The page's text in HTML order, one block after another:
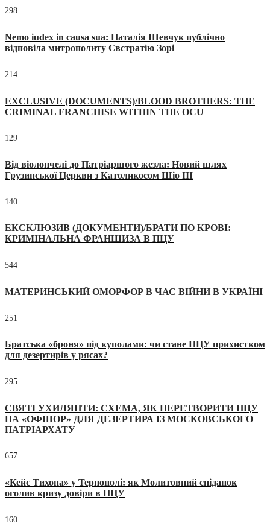
298
Nemo iudex in causa sua: Наталія Шевчук публічно
відповіла митрополиту Євстратію Зорі
214
EXCLUSIVE (DOCUMENTS)/BLOOD BROTHERS: THE
CRIMINAL FRANCHISE WITHIN THE OCU
129
Від віолончелі до Патріаршого жезла: Новий шлях
Грузинської Церкви з Католикосом Шіо III
140
ЕКСКЛЮЗИВ (ДОКУМЕНТИ)/БРАТИ ПО КРОВІ:
КРИМІНАЛЬНА ФРАНШИЗА В ПЦУ
544
МАТЕРИНСЬКИЙ ОМОРФОР В ЧАС ВІЙНИ В УКРАЇНІ
251
Братська «броня» під куполами: чи стане ПЦУ прихистком
для дезертирів у рясах?
295
СВЯТІ УХИЛЯНТИ: СХЕМА, ЯК ПЕРЕТВОРИТИ ПЦУ
НА «ОФШОР» ДЛЯ ДЕЗЕРТИРА ІЗ МОСКОВСЬКОГО
ПАТРІАРХАТУ
657
«Кейс Тихона» у Тернополі: як Молитовний сніданок
оголив кризу довіри в ПЦУ
160